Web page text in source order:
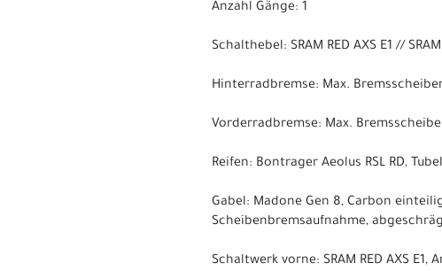
Anzahl Gänge: 1
Schalthebel: SRAM RED AXS E1 // SRAM
Hinterradbremse: Max.
Vorderradbremse: Max.
Reifen: Bontrager Aeolus RSL RD,
Gabel: Madone Gen 8, Carbon
Scheibenbremsaufnahme,
Schaltwerk vorne: SRAM RED AXS E1,